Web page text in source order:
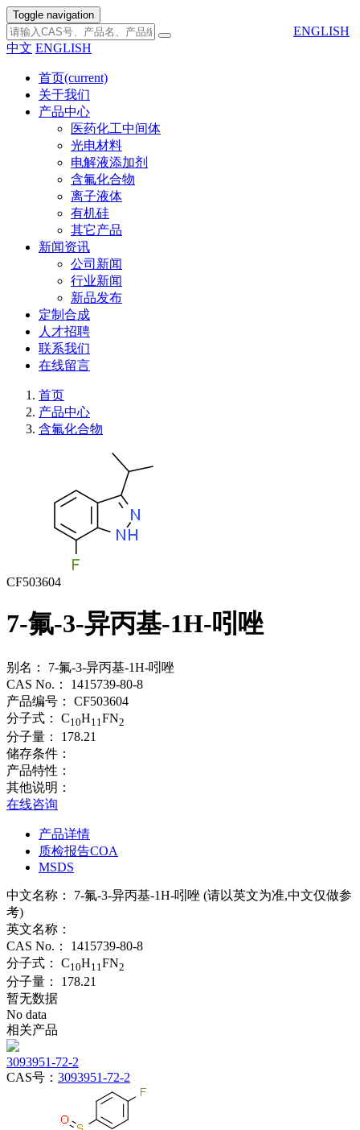
Toggle navigation
ENGLISH
中文 ENGLISH
首页(current)
关于我们
产品中心
医药化工中间体
光电材料
电解液添加剂
含氟化合物
离子液体
有机硅
其它产品
新闻资讯
公司新闻
行业新闻
新品发布
定制合成
人才招聘
联系我们
在线留言
首页
产品中心
含氟化合物
CF503604
7-氟-3-异丙基-1H-吲唑
别名：
7-氟-3-异丙基-1H-吲唑
CAS No.：
1415739-80-8
产品编号：
CF503604
分子式：
C10H11FN2
分子量：
178.21
储存条件：
产品特性：
其他说明：
在线咨询
产品详情
质检报告COA
MSDS
中文名称： 7-氟-3-异丙基-1H-吲唑 (请以英文为准,中文仅做参
考)
英文名称：
CAS No.：
1415739-80-8
分子式：
C10H11FN2
分子量：
178.21
暂无数据
No data
相关产品
3093951-72-2
CAS号： 3093951-72-2